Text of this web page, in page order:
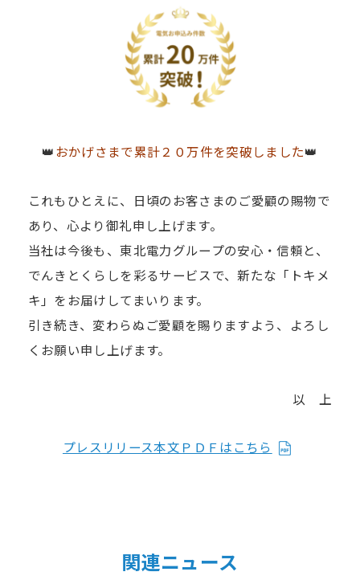
👑おかげさまで累計２０万件を突破しました👑
これもひとえに、日頃のお客さまのご愛顧の賜物で
あり、心より御礼申し上げます。
当社は今後も、東北電力グループの安心・信頼と、
でんきとくらしを彩るサービスで、新たな「トキメ
キ」をお届けしてまいります。
引き続き、変わらぬご愛顧を賜りますよう、よろし
くお願い申し上げます。
以 上
プレスリリース本文ＰＤＦはこちら
関連ニュース